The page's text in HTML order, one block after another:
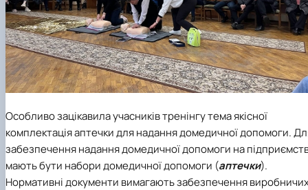
Особливо зацікавила учасників тренінгу тема якісної
комплектація аптечки для надання домедичної допомоги.
забезпечення надання домедичної допомоги на
мають бути набори домедичної допомоги (аптечки).
Нормативні документи вимагають забезпечення